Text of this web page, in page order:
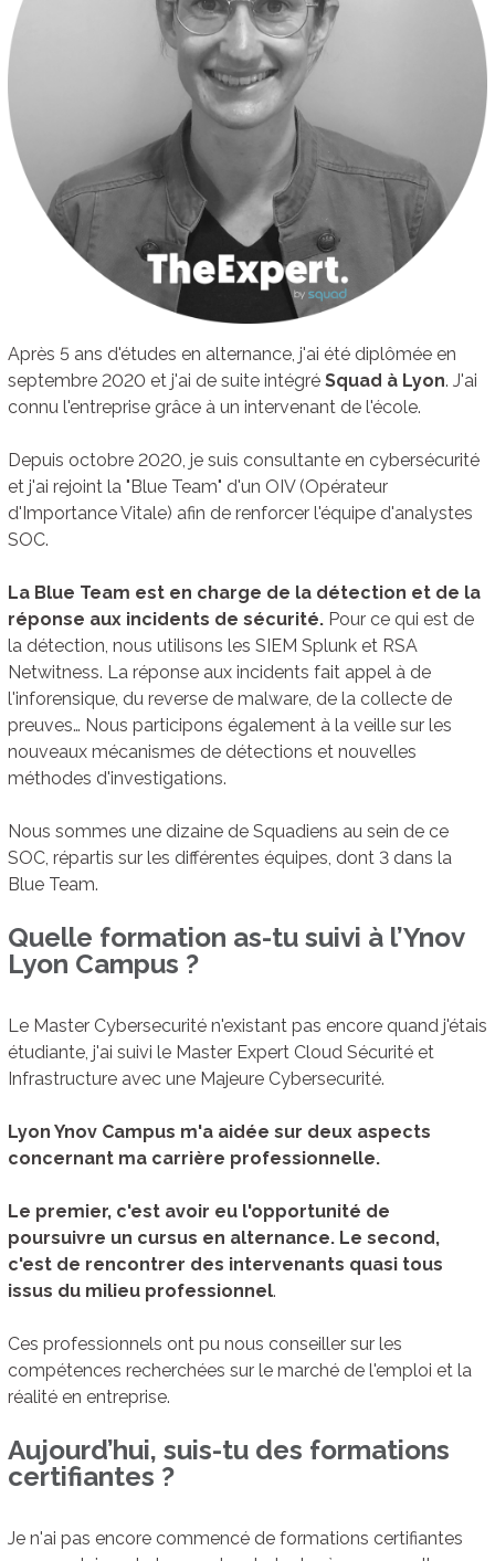
Après 5 ans d'études en alternance, j'ai été diplômée en
septembre 2020 et j'ai de suite intégré Squad à Lyon. J'ai
connu l'entreprise grâce à un intervenant de l'école.
Depuis octobre 2020, je suis consultante en cybersécurité
et j'ai rejoint la "Blue Team" d'un OIV (Opérateur
d'Importance Vitale) afin de renforcer l'équipe d'analystes
SOC.
La Blue Team est en charge de la détection et de la
réponse aux incidents de sécurité. Pour ce qui est de
la détection, nous utilisons les SIEM Splunk et RSA
Netwitness. La réponse aux incidents fait appel à de
l'inforensique, du reverse de malware, de la collecte de
preuves… Nous participons également à la veille sur les
nouveaux mécanismes de détections et nouvelles
méthodes d'investigations.
Nous sommes une dizaine de Squadiens au sein de ce
SOC, répartis sur les différentes équipes, dont 3 dans la
Blue Team.
Quelle formation as-tu suivi à l’Ynov
Lyon Campus ?
Le Master Cybersecurité n'existant pas encore quand j'étais
étudiante, j'ai suivi le Master Expert Cloud Sécurité et
Infrastructure avec une Majeure Cybersecurité.
Lyon Ynov Campus m'a aidée sur deux aspects
concernant ma carrière professionnelle.
Le premier, c'est avoir eu l'opportunité de
poursuivre un cursus en alternance. Le second,
c'est de rencontrer des intervenants quasi tous
issus du milieu professionnel.
Ces professionnels ont pu nous conseiller sur les
compétences recherchées sur le marché de l'emploi et la
réalité en entreprise.
Aujourd’hui, suis-tu des formations
certifiantes ?
Je n'ai pas encore commencé de formations certifiantes